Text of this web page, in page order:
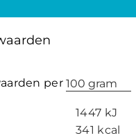
per 100 gram
1447 kJ
341 kcal